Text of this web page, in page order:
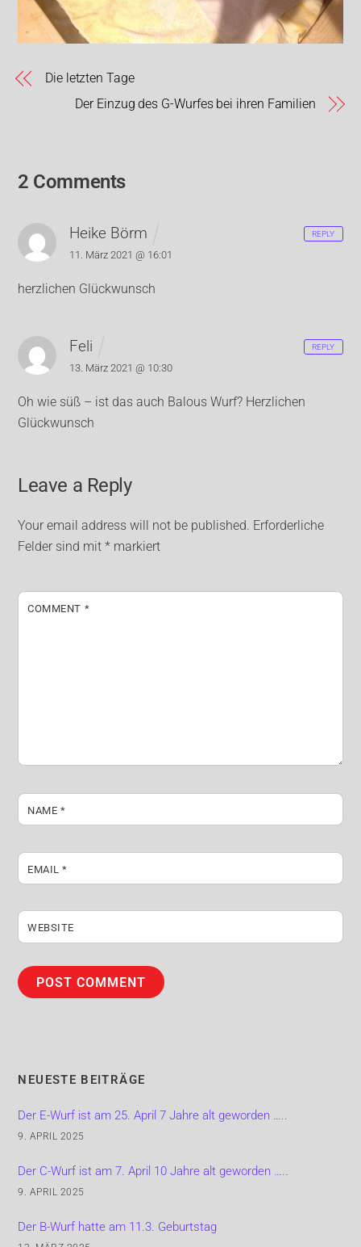
Die letzten Tage
Der Einzug des G-Wurfes bei ihren Familien
2 Comments
Heike Börm
11. März 2021 @ 16:01
herzlichen Glückwunsch
REPLY
Feli
13. März 2021 @ 10:30
Oh wie süß – ist das auch Balous Wurf? Herzlichen
Glückwunsch
REPLY
Leave a Reply
Your email address will not be published. Erforderliche
Felder sind mit* markiert
COMMENT *
NAME *
EMAIL*
WEBSITE
NEUESTE BEITRÄGE
Der E-Wurf ist am 25. April 7 Jahre alt geworden …..
9. APRIL 2025
Der C-Wurf ist am 7. April 10 Jahre alt geworden …..
9. APRIL 2025
Der B-Wurf hatte am 11.3. Geburtstag